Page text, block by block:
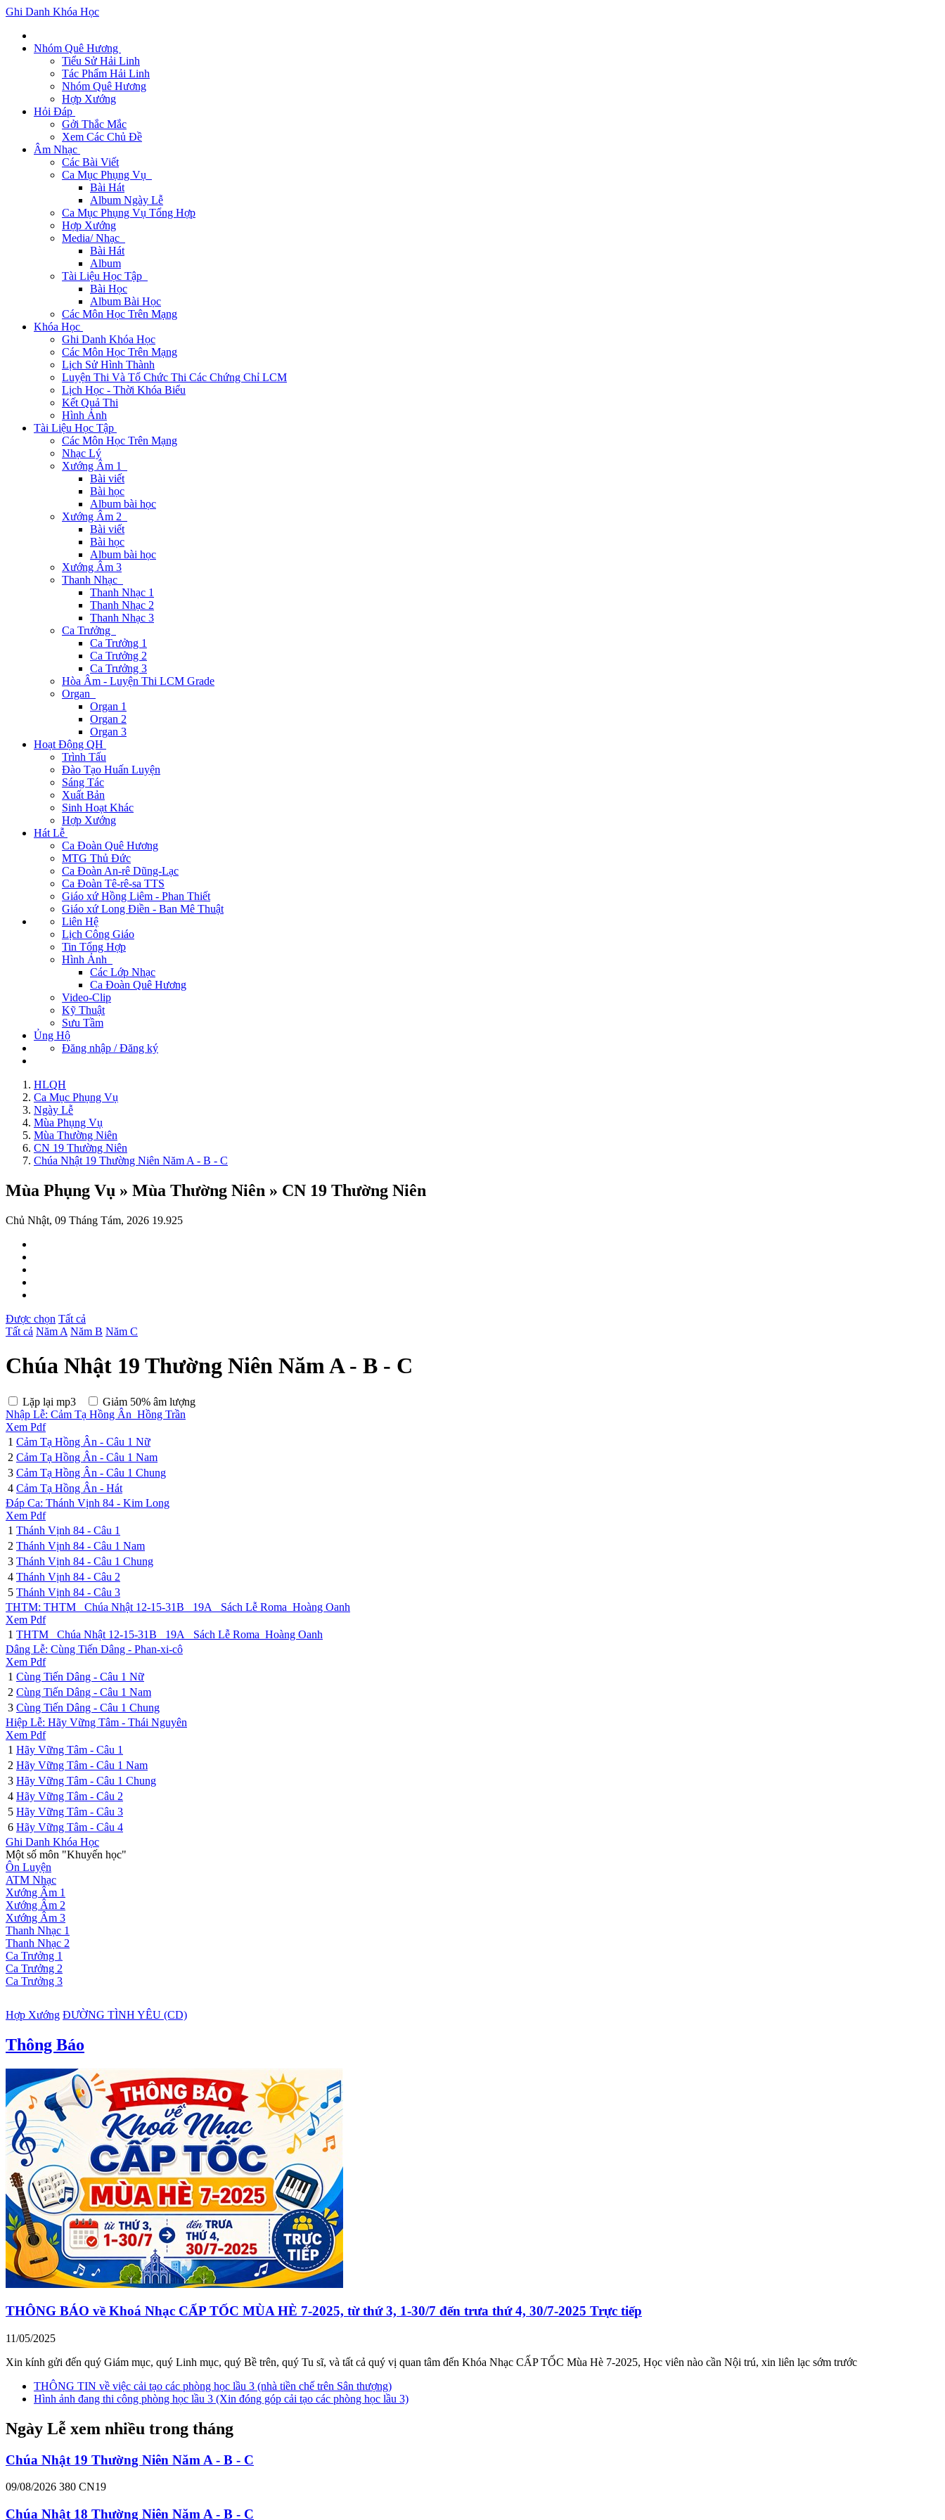
Ghi Danh Khóa Học
Nhóm Quê Hương
Tiểu Sử Hải Linh
Tác Phẩm Hải Linh
Nhóm Quê Hương
Hợp Xướng
Hỏi Đáp
Gởi Thắc Mắc
Xem Các Chủ Đề
Âm Nhạc
Các Bài Viết
Ca Mục Phụng Vụ
Bài Hát
Album Ngày Lễ
Ca Mục Phụng Vụ Tổng Hợp
Hợp Xướng
Media/ Nhạc
Bài Hát
Album
Tài Liệu Học Tập
Bài Học
Album Bài Học
Các Môn Học Trên Mạng
Khóa Học
Ghi Danh Khóa Học
Các Môn Học Trên Mạng
Lịch Sử Hình Thành
Luyện Thi Và Tổ Chức Thi Các Chứng Chỉ LCM
Lịch Học - Thời Khóa Biểu
Kết Quả Thi
Hình Ảnh
Tài Liệu Học Tập
Các Môn Học Trên Mạng
Nhạc Lý
Xướng Âm 1
Bài viết
Bài học
Album bài học
Xướng Âm 2
Bài viết
Bài học
Album bài học
Xướng Âm 3
Thanh Nhạc
Thanh Nhạc 1
Thanh Nhạc 2
Thanh Nhạc 3
Ca Trưởng
Ca Trưởng 1
Ca Trưởng 2
Ca Trưởng 3
Hòa Âm - Luyện Thi LCM Grade
Organ
Organ 1
Organ 2
Organ 3
Hoạt Động QH
Trình Tấu
Đào Tạo Huấn Luyện
Sáng Tác
Xuất Bản
Sinh Hoạt Khác
Hợp Xướng
Hát Lễ
Ca Đoàn Quê Hương
MTG Thủ Đức
Ca Đoàn An-rê Dũng-Lạc
Ca Đoàn Tê-rê-sa TTS
Giáo xứ Hồng Liêm - Phan Thiết
Giáo xứ Long Điền - Ban Mê Thuật
Liên Hệ
Lịch Công Giáo
Tin Tổng Hợp
Hình Ảnh
Các Lớp Nhạc
Ca Đoàn Quê Hương
Video-Clip
Kỹ Thuật
Sưu Tầm
Ủng Hộ
Đăng nhập / Đăng ký
HLQH
Ca Mục Phụng Vụ
Ngày Lễ
Mùa Phụng Vụ
Mùa Thường Niên
CN 19 Thường Niên
Chúa Nhật 19 Thường Niên Năm A - B - C
Mùa Phụng Vụ » Mùa Thường Niên » CN 19 Thường Niên
Chủ Nhật, 09 Tháng Tám, 2026 19.925
Được chọn Tất cả
Tất cả Năm A Năm B Năm C
Chúa Nhật 19 Thường Niên Năm A - B - C
Lặp lại mp3
Giảm 50% âm lượng
Nhập Lễ: Cảm Tạ Hồng Ân_Hồng Trần
Xem Pdf
1 Cảm Tạ Hồng Ân - Câu 1 Nữ
2 Cảm Tạ Hồng Ân - Câu 1 Nam
3 Cảm Tạ Hồng Ân - Câu 1 Chung
4 Cảm Tạ Hồng Ân - Hát
Đáp Ca: Thánh Vịnh 84 - Kim Long
Xem Pdf
1 Thánh Vịnh 84 - Câu 1
2 Thánh Vịnh 84 - Câu 1 Nam
3 Thánh Vịnh 84 - Câu 1 Chung
4 Thánh Vịnh 84 - Câu 2
5 Thánh Vịnh 84 - Câu 3
THTM: THTM _Chúa Nhật 12-15-31B _19A_ Sách Lễ Roma_Hoàng Oanh
Xem Pdf
1 THTM _Chúa Nhật 12-15-31B _19A_ Sách Lễ Roma_Hoàng Oanh
Dâng Lễ: Cùng Tiến Dâng - Phan-xi-cô
Xem Pdf
1 Cùng Tiến Dâng - Câu 1 Nữ
2 Cùng Tiến Dâng - Câu 1 Nam
3 Cùng Tiến Dâng - Câu 1 Chung
Hiệp Lễ: Hãy Vững Tâm - Thái Nguyên
Xem Pdf
1 Hãy Vững Tâm - Câu 1
2 Hãy Vững Tâm - Câu 1 Nam
3 Hãy Vững Tâm - Câu 1 Chung
4 Hãy Vững Tâm - Câu 2
5 Hãy Vững Tâm - Câu 3
6 Hãy Vững Tâm - Câu 4
Ghi Danh Khóa Học
Một số môn "Khuyến học"
Ôn Luyện
ATM Nhạc
Xướng Âm 1
Xướng Âm 2
Xướng Âm 3
Thanh Nhạc 1
Thanh Nhạc 2
Ca Trưởng 1
Ca Trưởng 2
Ca Trưởng 3
Hợp Xướng ĐƯỜNG TÌNH YÊU (CD)
Thông Báo
THÔNG BÁO về Khoá Nhạc CẤP TỐC MÙA HÈ 7-2025, từ thứ 3, 1-30/7 đến trưa thứ 4, 30/7-2025 Trực tiếp
11/05/2025
Xin kính gửi đến quý Giám mục, quý Linh mục, quý Bề trên, quý Tu sĩ, và tất cả quý vị quan tâm đến Khóa Nhạc CẤP TỐC Mùa Hè 7-2025, Học viên nào cần Nội trú, xin liên lạc sớm trước
THÔNG TIN về việc cải tạo các phòng học lầu 3 (nhà tiền chế trên Sân thượng)
Hình ảnh đang thi công phòng học lầu 3 (Xin đóng góp cải tạo các phòng học lầu 3)
Ngày Lễ xem nhiều trong tháng
Chúa Nhật 19 Thường Niên Năm A - B - C
09/08/2026 380 CN19
Chúa Nhật 18 Thường Niên Năm A - B - C